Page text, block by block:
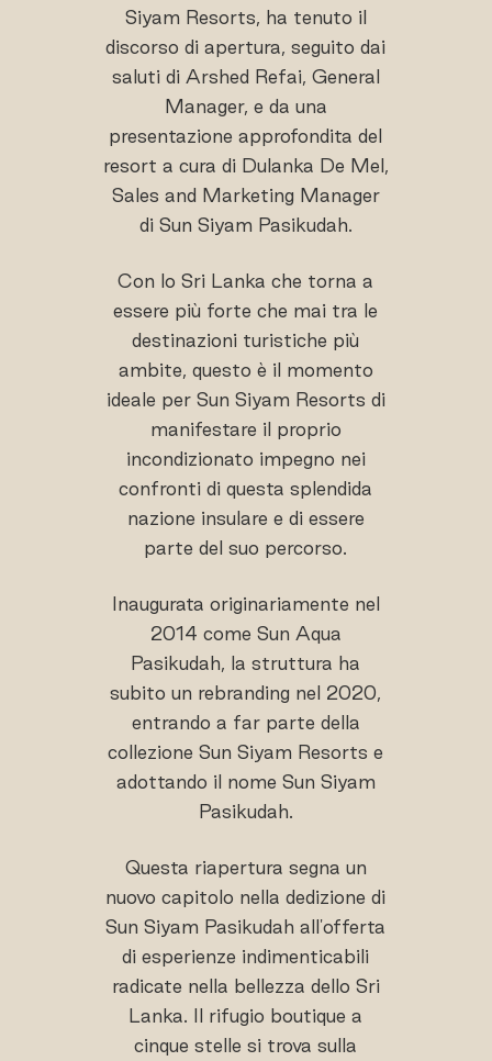
Siyam Resorts, ha tenuto il
discorso di apertura, seguito dai
saluti di Arshed Refai, General
Manager, e da una
presentazione approfondita del
resort a cura di Dulanka De Mel,
Sales and Marketing Manager
di Sun Siyam Pasikudah.
Con lo Sri Lanka che torna a
essere più forte che mai tra le
destinazioni turistiche più
ambite, questo è il momento
ideale per Sun Siyam Resorts di
manifestare il proprio
incondizionato impegno nei
confronti di questa splendida
nazione insulare e di essere
parte del suo percorso.
Inaugurata originariamente nel
2014 come Sun Aqua
Pasikudah, la struttura ha
subito un rebranding nel 2020,
entrando a far parte della
collezione Sun Siyam Resorts e
adottando il nome Sun Siyam
Pasikudah.
Questa riapertura segna un
nuovo capitolo nella dedizione di
Sun Siyam Pasikudah all'offerta
di esperienze indimenticabili
radicate nella bellezza dello Sri
Lanka. Il rifugio boutique a
cinque stelle si trova sulla